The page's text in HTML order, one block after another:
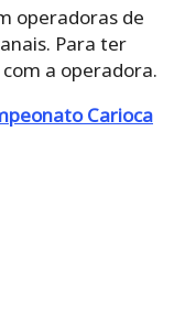
operadoras de
Para ter
a operadora.
Carioca